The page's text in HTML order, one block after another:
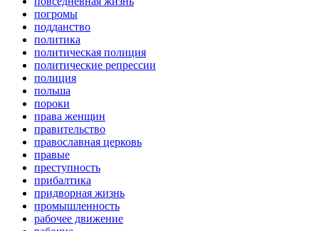
погромы
подданство
политика
политическая полиция
политические репрессии
полиция
польша
пороки
права женщин
правительство
православная церковь
правые
преступность
прибалтика
придворная жизнь
промышленность
рабочее движение